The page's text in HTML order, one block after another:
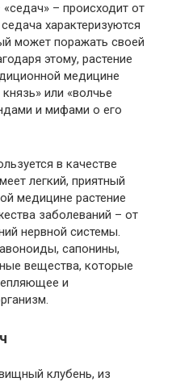
– происходит от
характеризуются
может поражать своей
этому, растение
медицине
или «волчье
и мифами о его
в качестве
легкий, приятный
медицине растение
заболеваний – от
нервной системы.
сапонины,
вещества, которые
и
клубень, из